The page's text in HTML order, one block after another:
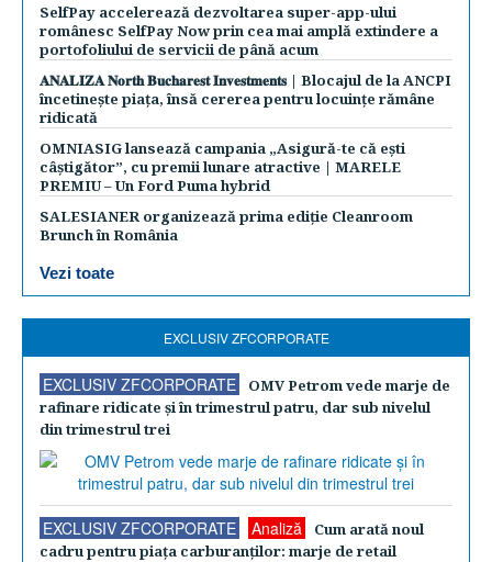
SelfPay accelerează dezvoltarea super-app-ului
românesc SelfPay Now prin cea mai amplă extindere a
portofoliului de servicii de până acum
𝐀𝐍𝐀𝐋𝐈𝐙𝐀 𝐍𝐨𝐫𝐭𝐡 𝐁𝐮𝐜𝐡𝐚𝐫𝐞𝐬𝐭 𝐈𝐧𝐯𝐞𝐬𝐭𝐦𝐞𝐧𝐭𝐬 | Blocajul de la ANCPI
încetinește piața, însă cererea pentru locuințe rămâne
ridicată
OMNIASIG lansează campania „Asigură-te că ești
câștigător”, cu premii lunare atractive | MARELE
PREMIU – Un Ford Puma hybrid
SALESIANER organizează prima ediție Cleanroom
Brunch în România
Vezi toate
EXCLUSIV ZFCORPORATE
EXCLUSIV ZFCORPORATE
OMV Petrom vede marje de
rafinare ridicate şi în trimestrul patru, dar sub nivelul
din trimestrul trei
EXCLUSIV ZFCORPORATE Analiză
Cum arată noul
cadru pentru piaţa carburanţilor: marje de retail